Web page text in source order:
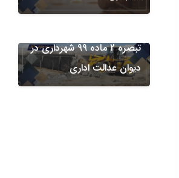
دعاوی دیوان عدالت اداری
تبصره 2 ماده 99 شهرداری در
دیوان عدالت اداری